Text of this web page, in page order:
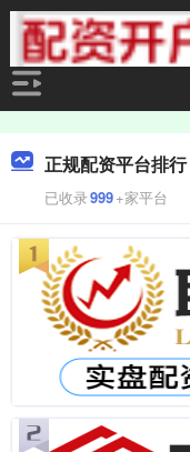
正规配资平台排行
已收录999+家平台